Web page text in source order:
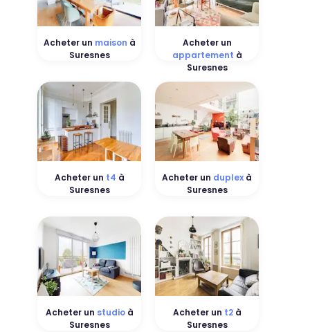
Acheter un maison à
Suresnes
Acheter un
appartement à
Suresnes
Acheter un t4 à
Suresnes
Acheter un duplex à
Suresnes
Acheter un studioà
Suresnes
Acheter un t2à
Suresnes